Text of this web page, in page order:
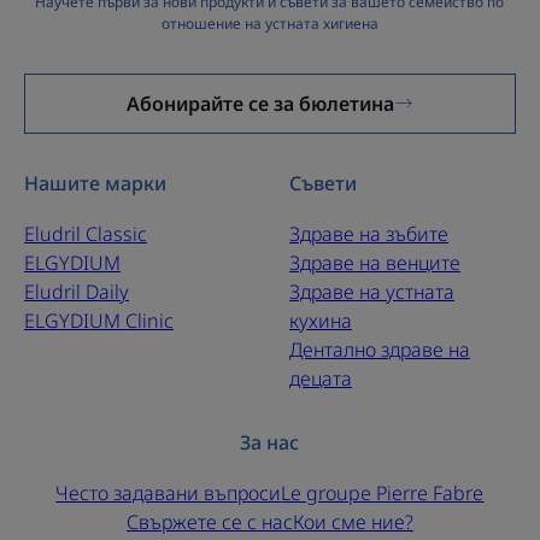
Гъвкави, меки и устойчиви четки, подходящи за
почистване. Черната интердентална четка ELGYDIUM
CLINIC е най-тънката четка в серията.
СЪВМЕСТИМА: подходяща за дръжките ELGYDIUM
CLINIC Trio Compact и ELGYDIUM CLINIC Flex.
ПРАКТИЧНА: четките се адаптират към
междузъбните пространства и се разпознават по
отношение на устната хигиена
Абонирайте се за бюлетина
Нашите марки
Eludril Classic
ELGYDIUM
Eludril Daily
ELGYDIUM Clinic
Съвети
Здраве на зъбите
Здраве на венците
Здраве на устната
кухина
Дентално здраве на
децата
За нас
Често задавани въпросиLe groupe Pierre Fabre
Свържете се с насКои сме ние?